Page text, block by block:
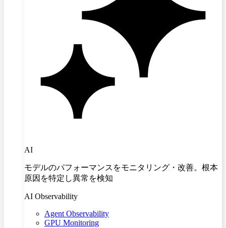
AI
モデルのパフォーマンスをモニタリング・改善。根本
原因を特定し異常を検知
AI Observability
Agent Observability
GPU Monitoring